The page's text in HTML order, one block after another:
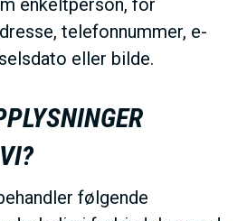
enkeltperson, for
telefonnummer, e-
eller bilde.
følgende